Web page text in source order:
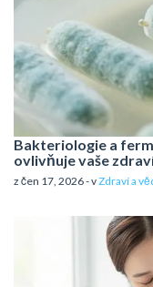
Bakteriologie a
ovlivňuje vaše
z čen 17, 2026 - vZdraví a